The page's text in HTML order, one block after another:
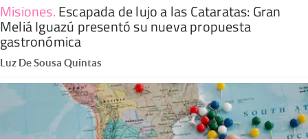
Misiones.Escapada de lujo a las Cataratas: Gran
Meliá Iguazú presentó su nueva propuesta
gastronómica
Luz De Sousa Quintas